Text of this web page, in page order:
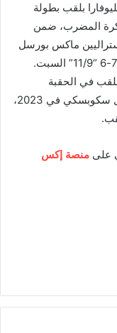
بلقب بطولة
كرة المضرب، ضمن
ماكس بورسل
باللقب في الحقبة
المفتوحة، بعد جوناثان ماراي في 2012 ونيال سكوبسكي في 2023،
على منصة إكس